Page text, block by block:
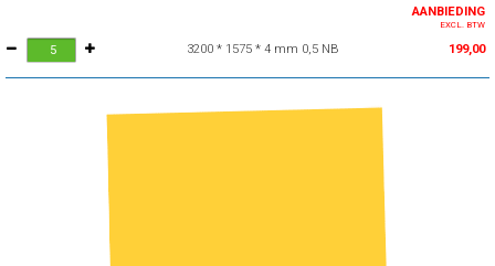
AANBIEDING
EXCL. BTW
3200 * 1575 * 4 mm 0,5 NB 199,00